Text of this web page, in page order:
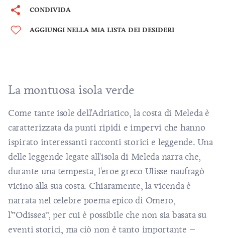
CONDIVIDA
AGGIUNGI NELLA MIA LISTA DEI DESIDERI
La montuosa isola verde
Come tante isole dell'Adriatico, la costa di Meleda è
caratterizzata da punti ripidi e impervi che hanno
ispirato interessanti racconti storici e leggende. Una
delle leggende legate all'isola di Meleda narra che,
durante una tempesta, l'eroe greco Ulisse naufragò
vicino alla sua costa. Chiaramente, la vicenda è
narrata nel celebre poema epico di Omero,
l'”Odissea”, per cui è possibile che non sia basata su
eventi storici, ma ciò non è tanto importante –